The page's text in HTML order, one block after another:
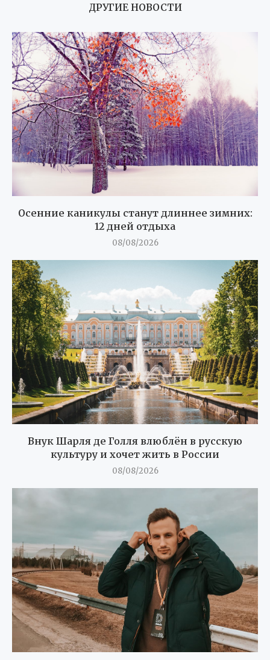
ДРУГИЕ НОВОСТИ
Осенние каникулы станут длиннее зимних:
12 дней отдыха
08/08/2026
Внук Шарля де Голля влюблён в русскую
культуру и хочет жить в России
08/08/2026